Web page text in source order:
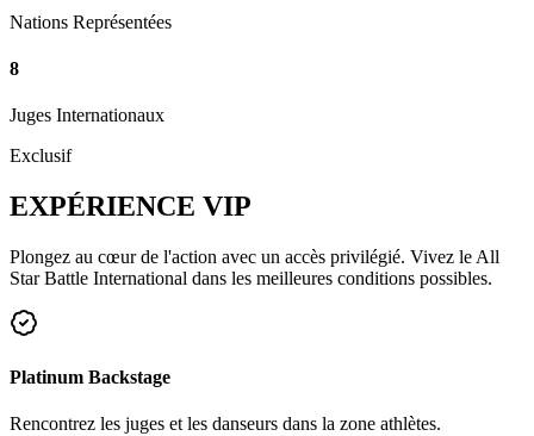
Nations Représentées
8
Juges Internationaux
Exclusif
EXPÉRIENCE VIP
Plongez au cœur de l'action avec un accès privilégié. Vivez le All
Star Battle International dans les meilleures conditions possibles.
Platinum Backstage
Rencontrez les juges et les danseurs dans la zone athlètes.